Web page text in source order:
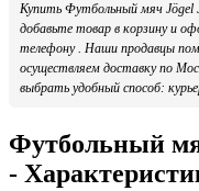
Купить Футбольный мяч
добавьте товар в корзину и
телефону . Наши продавцы
осуществляем доставку по
выбрать удобный способ:
Футбольный
-